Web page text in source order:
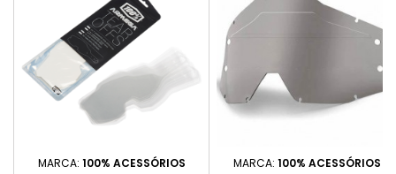
MARCA: 100% ACESSÓRIOS MARCA: 100% ACESSÓRIOS